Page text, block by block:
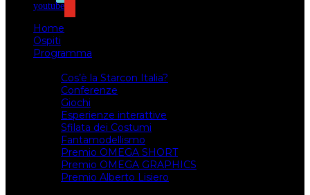
youtube
Home
Ospiti
Programma
Cos’è la Starcon Italia?
Conferenze
Giochi
Esperienze interattive
Sfilata dei Costumi
Fantamodellismo
Premio OMEGA SHORT
Premio OMEGA GRAPHICS
Premio Alberto Lisiero